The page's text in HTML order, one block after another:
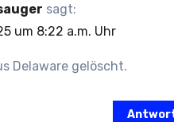
sagt:
um 8:22 a.m. Uhr
Delaware gelöscht.